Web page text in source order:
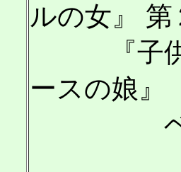
ルの女』 第
『子供の
ースの娘』
ベルリ